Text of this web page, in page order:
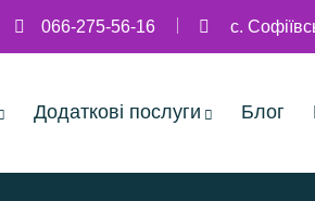
066-275-56-16 с.
Додаткові послуги Блог